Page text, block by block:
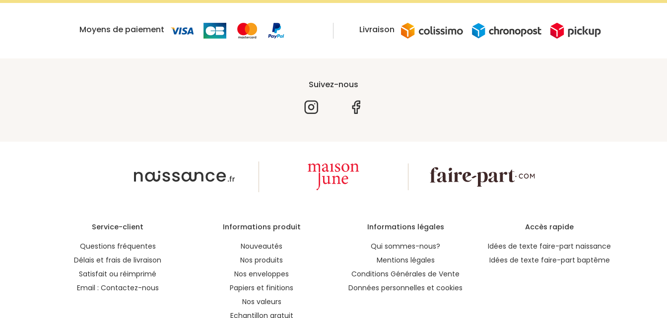
Moyens de paiement Livraison
Suivez-nous
Service-client
Questions fréquentes
Délais et frais de livraison
Satisfait ou réimprimé
Email : Contactez-nous
Informations produit
Nouveautés
Nos produits
Nos enveloppes
Papiers et finitions
Nos valeurs
Echantillon gratuit
Informations légales
Qui sommes-nous?
Mentions légales
Conditions Générales de Vente
Données personnelles et cookies
Accès rapide
Idées de texte faire-part naissance
Idées de texte faire-part baptême